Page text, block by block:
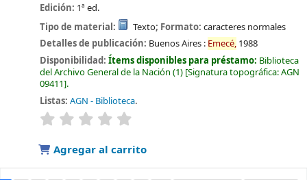
Edición: 1ª ed.
Tipo de material:
Texto; Formato: caracteres normales
Detalles de publicación: Buenos Aires : Emecé, 1988
Disponibilidad:Ítems disponibles para préstamo: Biblioteca
del Archivo General de la Nación (1) Signatura topográfica:AGN
09411 .
Listas: AGN - Biblioteca.
valoración
Agregar al carrito